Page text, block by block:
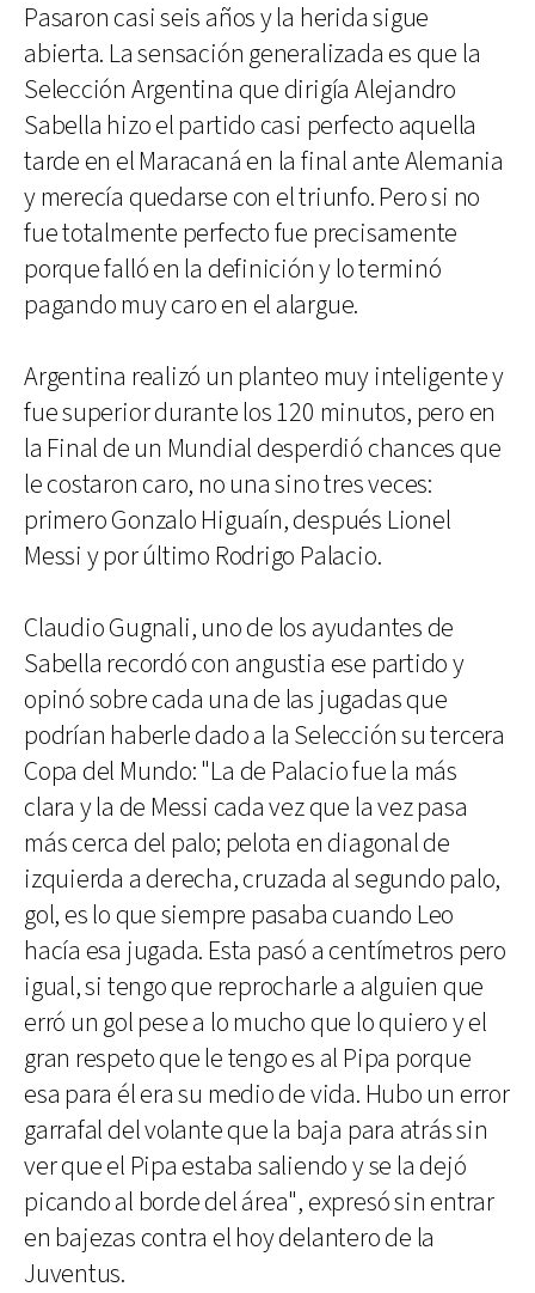
Pasaron casi seis años y la herida sigue
abierta. La sensación generalizada es que la
Selección Argentina que dirigía Alejandro
Sabella hizo el partido casi perfecto aquella
tarde en el Maracaná en la final ante Alemania
y merecía quedarse con el triunfo. Pero si no
fue totalmente perfecto fue precisamente
porque falló en la definición y lo terminó
pagando muy caro en el alargue.
Argentina realizó un planteo muy inteligente y
fue superior durante los 120 minutos, pero en
la Final de un Mundial desperdió chances que
le costaron caro, no una sino tres veces:
primero Gonzalo Higuaín, después Lionel
Messi y por último Rodrigo Palacio.
Claudio Gugnali, uno de los ayudantes de
Sabella recordó con angustia ese partido y
opinó sobre cada una de las jugadas que
podrían haberle dado a la Selección su tercera
Copa del Mundo: "La de Palacio fue la más
clara y la de Messi cada vez que la vez pasa
más cerca del palo; pelota en diagonal de
izquierda a derecha, cruzada al segundo palo,
gol, es lo que siempre pasaba cuando Leo
hacía esa jugada. Esta pasó a centímetros pero
igual, si tengo que reprocharle a alguien que
erró un gol pese a lo mucho que lo quiero y el
gran respeto que le tengo es al Pipa porque
esa para él era su medio de vida. Hubo un error
garrafal del volante que la baja para atrás sin
ver que el Pipa estaba saliendo y se la dejó
picando al borde del área", expresó sin entrar
en bajezas contra el hoy delantero de la
Juventus.